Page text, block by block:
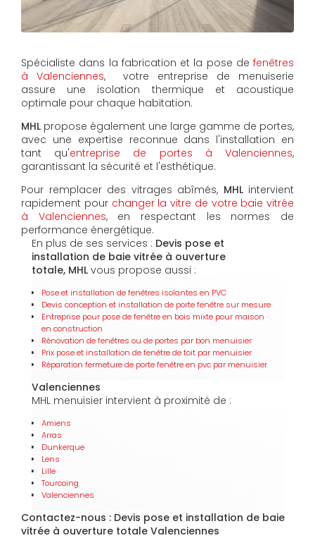
Spécialiste dans la fabrication et la pose de fenêtres
à Valenciennes, votre entreprise de menuiserie
assure une isolation thermique et acoustique
optimale pour chaque habitation.
MHL propose également une large gamme de portes,
avec une expertise reconnue dans l'installation en
tant qu'entreprise de portes à Valenciennes,
garantissant la sécurité et l'esthétique.
Pour remplacer des vitrages abîmés, MHLintervient
rapidement pour changer la vitre de votre baie vitrée
à Valenciennes, en respectant les normes de
performance énergétique.
En plus de ses services : Devis pose et
installation de baie vitrée à ouverture
totale, MHL vous propose aussi :
Pose et installation de fenêtres isolantes en PVC
Devis conception et installation de porte fenêtre sur mesure
Entreprise pour pose de fenêtre en bois mixte pour maison
en construction
Rénovation de fenêtres ou de portes par bon menuisier
Prix pose et installation de fenêtre de toit par menuisier
Réparation fermeture de porte fenêtre en pvc par menuisier
Valenciennes
MHL menuisier intervient à proximité de :
Amiens
Arras
Dunkerque
Lens
Lille
Tourcoing
Valenciennes
Contactez-nous : Devis pose et installation de baie
vitrée à ouverture totale Valenciennes